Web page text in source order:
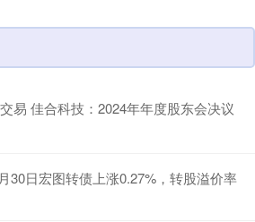
易 佳合科技：2024年年度股东会决议
30日宏图转债上涨0.27%，转股溢价率